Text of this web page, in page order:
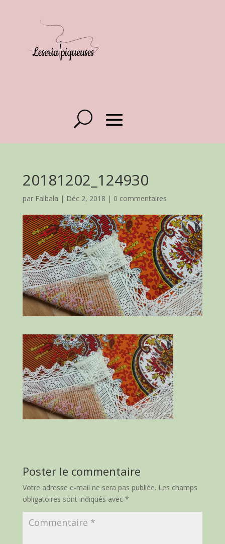
20181202_124930
par Falbala | Déc 2, 2018 | 0 commentaires
Poster le commentaire
Votre adresse e-mail ne sera pas publiée. Les champs
obligatoires sont indiqués avec *